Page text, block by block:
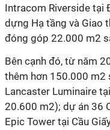
Intracom Riverside tại
dựng Hạ tầng và Giao
đóng góp 22.000 m2
Bên cạnh đó, từ năm
thêm hơn 150.000 m2
Lancaster Luminaire
20.600 m2); dự án 36
Epic Tower tại Cầu